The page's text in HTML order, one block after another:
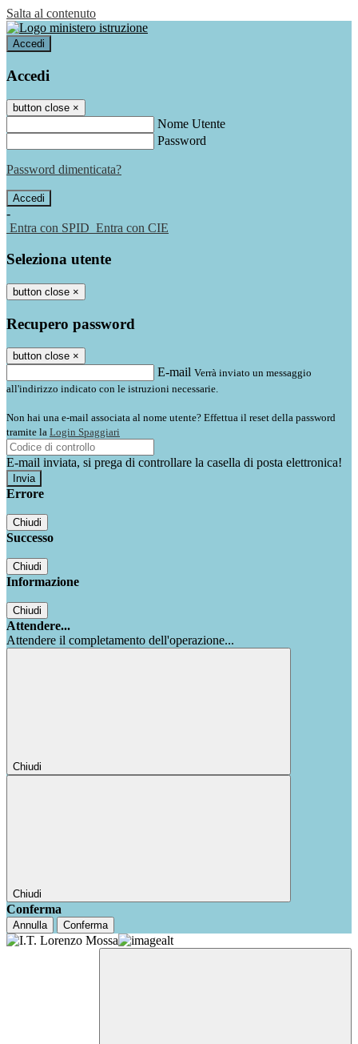
Salta al contenuto
Accedi
Accedi
button close ×
Nome Utente
Password
Password dimenticata?
-
Entra con SPID Entra con CIE
Seleziona utente
button close ×
Recupero password
button close ×
E-mail Verrà inviato un messaggio
all'indirizzo indicato con le istruzioni necessarie.
Non hai una e-mail associata al nome utente? Effettua il reset della password
tramite la Login Spaggiari
E-mail inviata, si prega di controllare la casella di posta elettronica!
Errore
Chiudi
Successo
Chiudi
Informazione
Chiudi
Attendere...
Attendere il completamento dell'operazione...
Chiudi
Chiudi
Conferma
Annulla Conferma